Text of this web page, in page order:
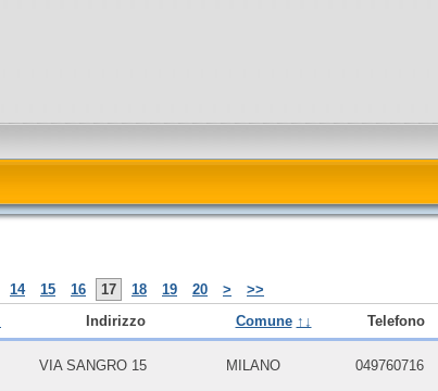
14 15 16 17 18 19 20 >
>>
Indirizzo Comune ↑↓ Telefono
VIA SANGRO 15 MILANO 049760716